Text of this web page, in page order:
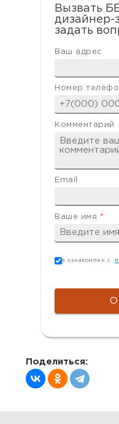
Вызвать
дизайнер-
задать
Ваш адрес
Номер
Комментарий
Email
Ваше имя *
я ознакомлен с
Поделиться: